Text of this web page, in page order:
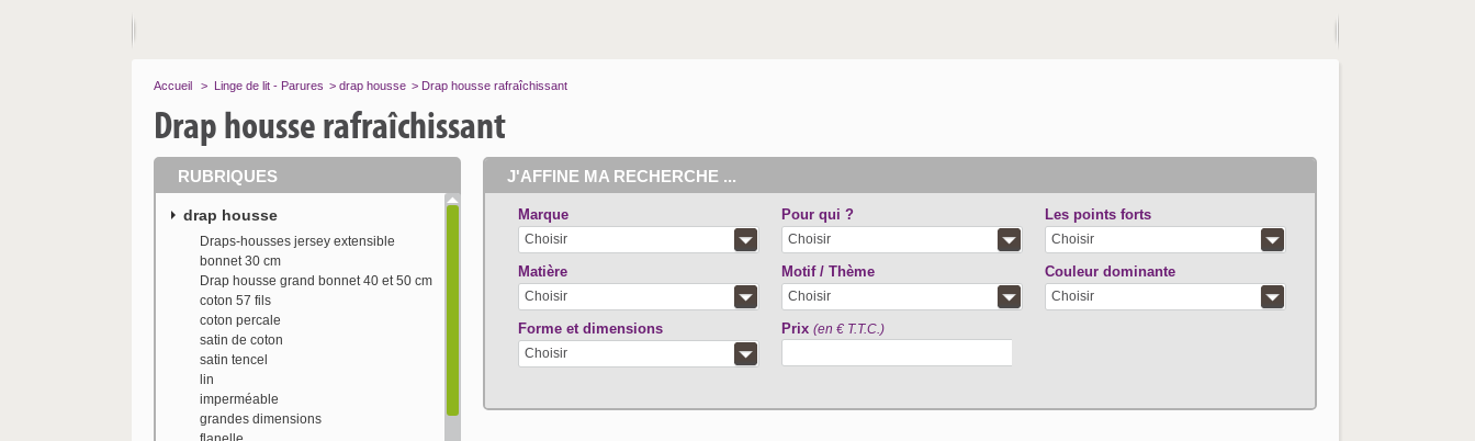
Accueil > Linge de lit - Parures > drap housse > Drap housse rafraîchissant
Drap housse rafraîchissant
RUBRIQUES
drap housse
Draps-housses jersey extensible
bonnet 30 cm
Drap housse grand bonnet 40 et 50 cm
coton 57 fils
coton percale
satin de coton
satin tencel
lin
imperméable
grandes dimensions
J'AFFINE MA RECHERCHE ...
Marque
Choisir
Pour qui ?
Choisir
Les points forts
Choisir
Matière
Choisir
Motif / Thème
Choisir
Couleur dominante
Choisir
Forme et dimensions
Choisir
Prix (en € T.T.C.)